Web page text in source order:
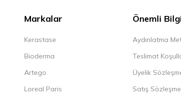
Markalar
Kerastase
Bioderma
Artego
Loreal Paris
Önemli
Aydınlatma
Teslimat
Üyelik
Satış